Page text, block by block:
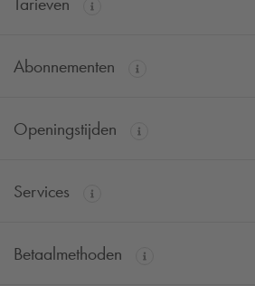
Abonnementen
Openingstijden
Services
Betaalmethoden